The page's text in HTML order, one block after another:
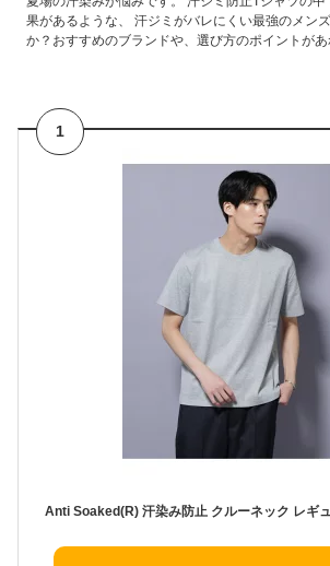
果があるような、 汗ジミがバレにくい最強のメン
か？おすすめのブランドや、選び方のポイントがあ
1